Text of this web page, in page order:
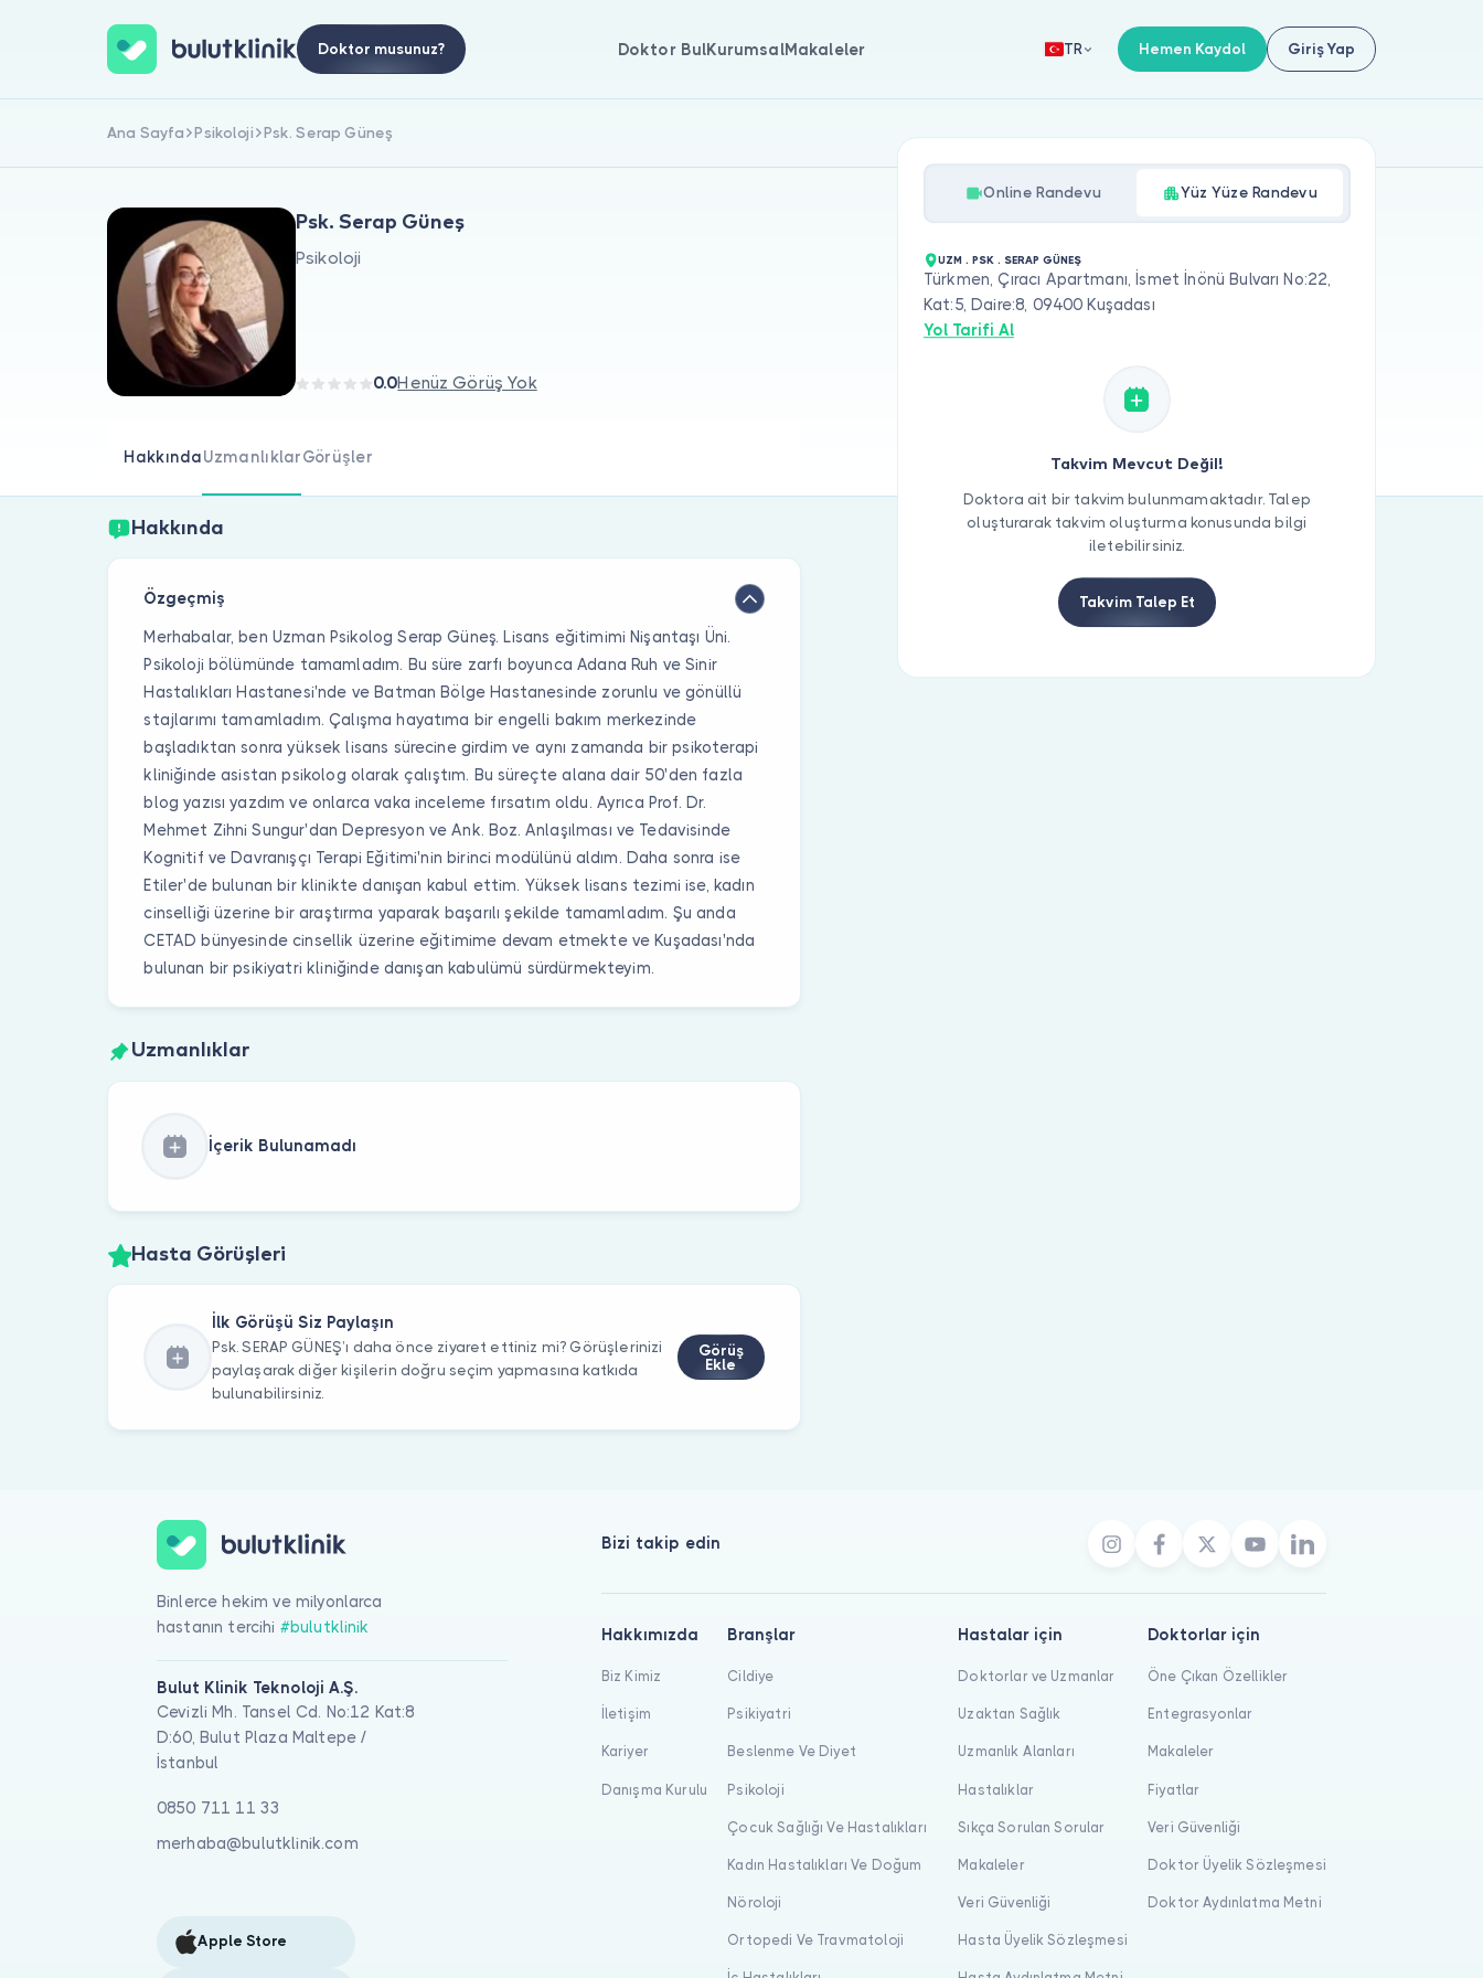
Doktor musunuz? Doktor BulKurumsalMakaleler TR Hemen Kaydol Giriş Yap
Ana Sayfa Psikoloji Psk. Serap Güneş
Psk. Serap Güneş
Psikoloji
0.0Henüz Görüş Yok
HakkındaUzmanlıklarGörüşler
Hakkında
Özgeçmiş
Merhabalar, ben Uzman Psikolog Serap Güneş. Lisans eğitimimi Nişantaşı Üni.
Psikoloji bölümünde tamamladım. Bu süre zarfı boyunca Adana Ruh ve Sinir
Hastalıkları Hastanesi'nde ve Batman Bölge Hastanesinde zorunlu ve gönüllü
stajlarımı tamamladım. Çalışma hayatıma bir engelli bakım merkezinde
başladıktan sonra yüksek lisans sürecine girdim ve aynı zamanda bir psikoterapi
kliniğinde asistan psikolog olarak çalıştım. Bu süreçte alana dair 50'den fazla
blog yazısı yazdım ve onlarca vaka inceleme fırsatım oldu. Ayrıca Prof. Dr.
Mehmet Zihni Sungur'dan Depresyon ve Ank. Boz. Anlaşılması ve Tedavisinde
Kognitif ve Davranışçı Terapi Eğitimi'nin birinci modülünü aldım. Daha sonra ise
Etiler'de bulunan bir klinikte danışan kabul ettim. Yüksek lisans tezimi ise, kadın
cinselliği üzerine bir araştırma yaparak başarılı şekilde tamamladım. Şu anda
CETAD bünyesinde cinsellik üzerine eğitimime devam etmekte ve Kuşadası'nda
bulunan bir psikiyatri kliniğinde danışan kabulümü sürdürmekteyim.
Uzmanlıklar
İçerik Bulunamadı
Hasta Görüşleri
İlk Görüşü Siz Paylaşın
Psk. SERAP GÜNEŞ’ı daha önce ziyaret ettiniz mi? Görüşlerinizi
paylaşarak diğer kişilerin doğru seçim yapmasına katkıda
bulunabilirsiniz.
Görüş
Ekle
Online Randevu Yüz Yüze Randevu
UZM . PSK . SERAP GÜNEŞ
Türkmen, Çıracı Apartmanı, İsmet İnönü Bulvarı No:22,
Kat:5, Daire:8, 09400 Kuşadası
Yol Tarifi Al
Takvim Mevcut Değil!
Doktora ait bir takvim bulunmamaktadır. Talep
oluşturarak takvim oluşturma konusunda bilgi
iletebilirsiniz.
Takvim Talep Et
Binlerce hekim ve milyonlarca
hastanın tercihi #bulutklinik
Bulut Klinik Teknoloji A.Ş.
Cevizli Mh. Tansel Cd. No:12 Kat:8
D:60, Bulut Plaza Maltepe /
İstanbul
0850 711 11 33
merhaba@bulutklinik.com
Apple Store
Bizi takip edin
Hakkımızda
Biz Kimiz
İletişim
Kariyer
Danışma Kurulu
Branşlar
Cildiye
Psikiyatri
Beslenme Ve Diyet
Psikoloji
Çocuk Sağlığı Ve Hastalıkları
Kadın Hastalıkları Ve Doğum
Nöroloji
Ortopedi Ve Travmatoloji
Hastalar için
Doktorlar ve Uzmanlar
Uzaktan Sağlık
Uzmanlık Alanları
Hastalıklar
Sıkça Sorulan Sorular
Makaleler
Veri Güvenliği
Hasta Üyelik Sözleşmesi
Doktorlar için
Öne Çıkan Özellikler
Entegrasyonlar
Makaleler
Fiyatlar
Veri Güvenliği
Doktor Üyelik Sözleşmesi
Doktor Aydınlatma Metni